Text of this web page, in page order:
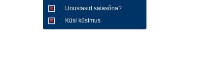
Unustasid salasõna?
Küsi küsimus